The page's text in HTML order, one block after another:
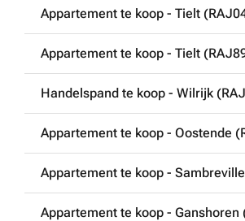
Appartement te koop - Tielt
Appartement te koop - Tielt
Handelspand te koop - Wilrijk
Appartement te koop - Oostende
Appartement te koop -
Appartement te koop - Ganshoren